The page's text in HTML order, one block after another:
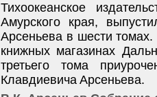
Тихоокеанское
Амурского края,
Арсеньева в шести
книжных магазинах
третьего тома
Клавдиевича Арсеньева.